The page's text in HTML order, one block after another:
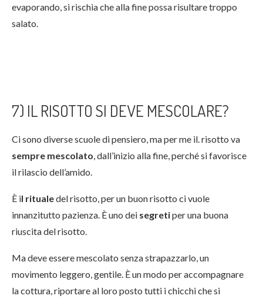
evaporando, si rischia che alla fine possa risultare troppo
salato.
7) IL RISOTTO SI DEVE MESCOLARE?
Ci sono diverse scuole di pensiero, ma per me il. risotto va
sempre mescolato , dall’inizio alla fine, perché si favorisce
il rilascio dell’amido.
È il ritualedel risotto, per un buon risotto ci vuole
innanzitutto pazienza. È uno dei segretiper una buona
riuscita del risotto.
Ma deve essere mescolato senza strapazzarlo, un
movimento leggero, gentile. È un modo per accompagnare
la cottura, riportare al loro posto tutti i chicchi che si